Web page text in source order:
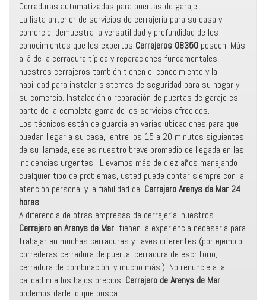
Cerraduras automatizadas para puertas de garaje
La lista anterior de servicios de cerrajería para su casa y
comercio, demuestra la versatilidad y profundidad de los
conocimientos que los expertos Cerrajeros 08350 poseen. Más
allá de la cerradura típica y reparaciones fundamentales,
nuestros cerrajeros también tienen el conocimiento y la
habilidad para instalar sistemas de seguridad para su hogar y
su comercio. Instalación o reparación de puertas de garaje es
parte de la completa gama de los servicios ofrecidos.
Los técnicos están de guardia en varias ubicaciones para que
puedan llegar a su casa, entre los 15 a 20 minutos siguientes
de su llamada, ese es nuestro breve promedio de llegada en las
incidencias urgentes. Llevamos más de diez años manejando
cualquier tipo de problemas, usted puede contar siempre con la
atención personal y la fiabilidad del Cerrajero Arenys de Mar 24
horas.
A diferencia de otras empresas de cerrajería, nuestros
Cerrajero en Arenys de Mar tienen la experiencia necesaria para
trabajar en muchas cerraduras y llaves diferentes (por ejemplo,
correderas cerradura de puerta, cerradura de escritorio,
cerradura de combinación, y mucho más.). No renuncie a la
calidad ni a los bajos precios, Cerrajero de Arenys de Mar
podemos darle lo que busca.